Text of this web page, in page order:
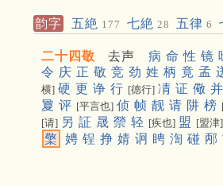
韵字 五絶 177 七絶 28 五律 6
二十四敬 去声 病 命 性 镜
令 庆 正 敬 竞 劲 姓 柄 竟 孟
横] 硬 更 诤 行 [德行] 凊 证 儆 并
夐 评 [平言也] 侦 帧 靓 请 阱 榜
[请] 另 証 晟 禜 轻 [疾也] 盟 [盟津]
檠
娉 锃 挣 婧 诇 䀻 渹 碰 邴